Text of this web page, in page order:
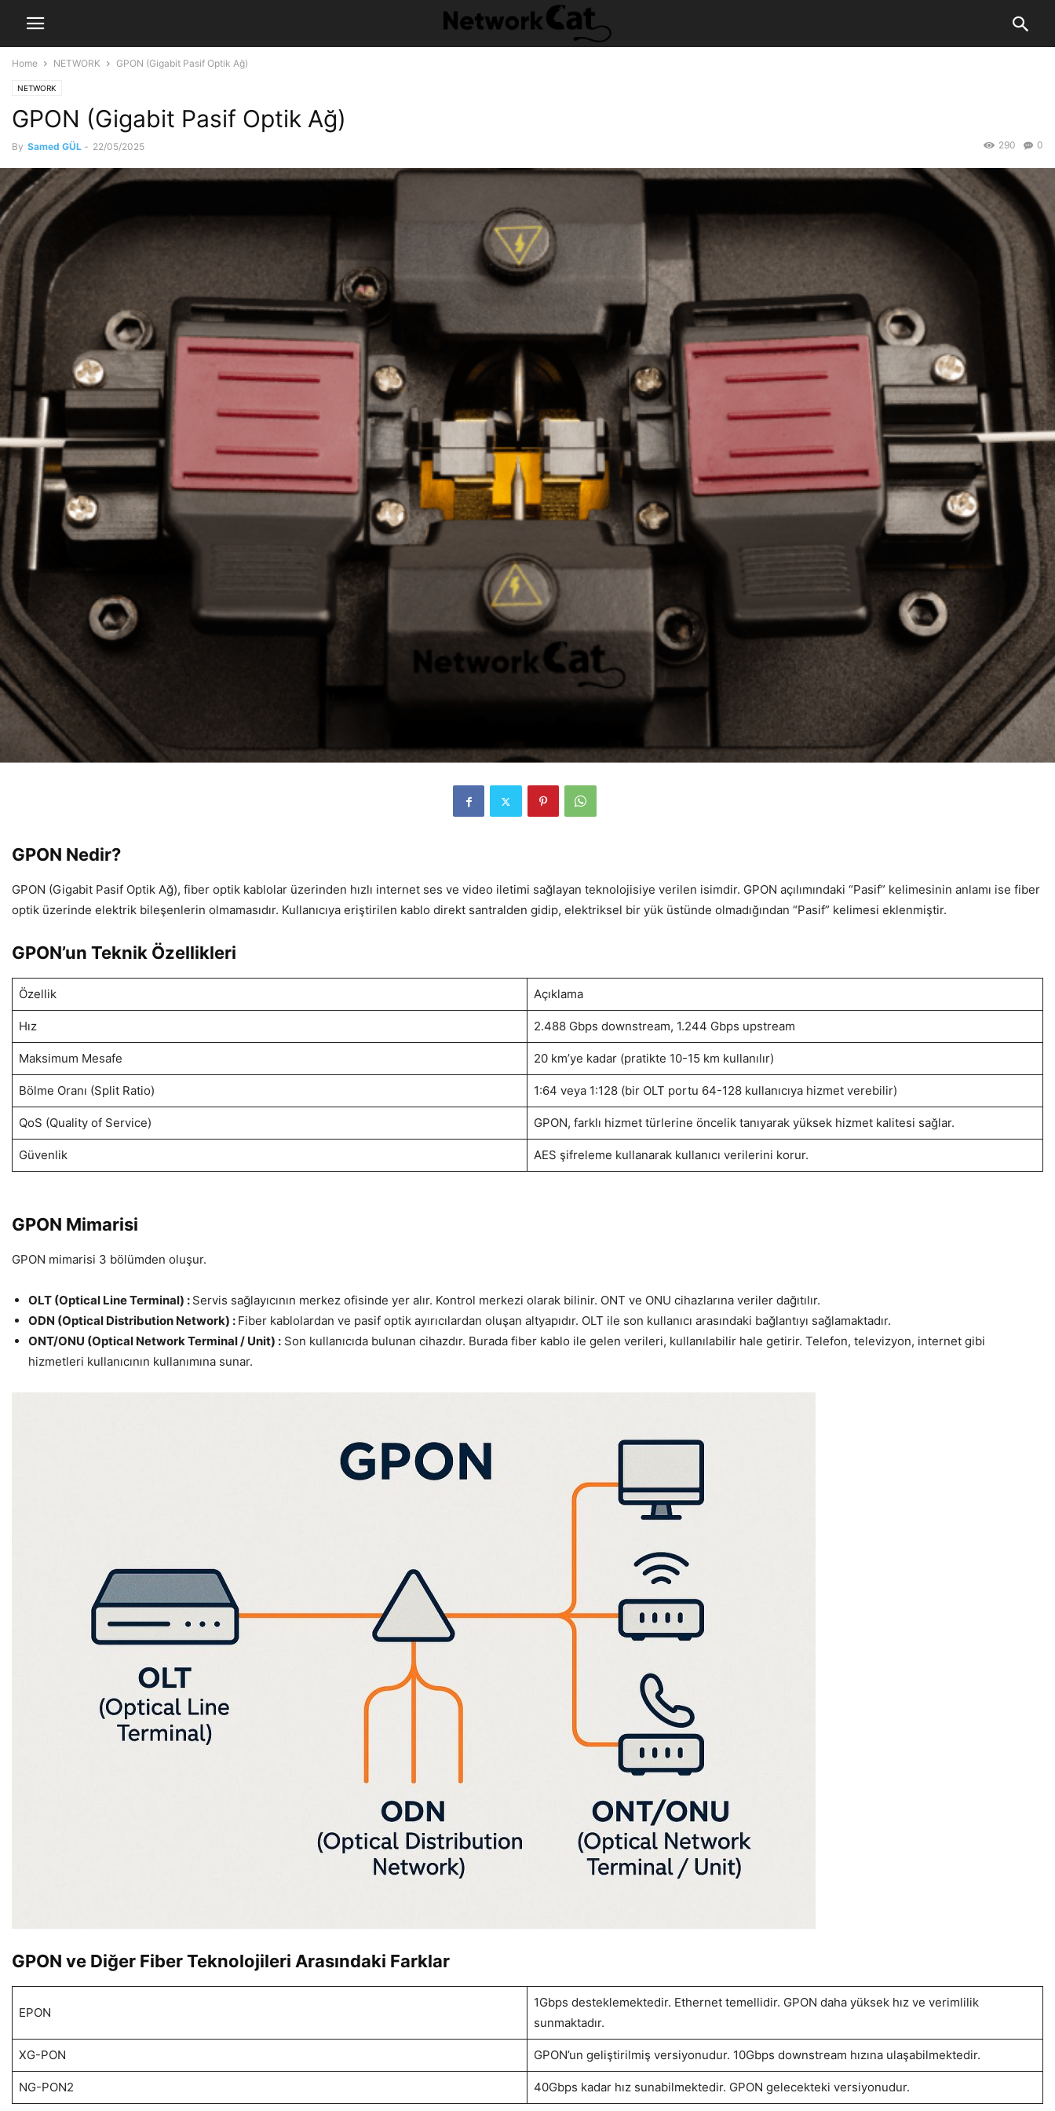
Home NETWORK GPON (Gigabit Pasif Optik Ağ)
NETWORK
GPON (Gigabit Pasif Optik Ağ)
By Samed GÜL - 22/05/2025 0
290
GPON Nedir?
GPON (Gigabit Pasif Optik Ağ), fiber optik kablolar üzerinden hızlı internet ses ve video iletimi sağlayan teknolojisiye verilen isimdir. GPON açılımındaki “Pasif” kelimesinin anlamı ise fiber
optik üzerinde elektrik bileşenlerin olmamasıdır. Kullanıcıya eriştirilen kablo direkt santralden gidip, elektriksel bir yük üstünde olmadığından “Pasif” kelimesi eklenmiştir.
GPON’un Teknik Özellikleri
Özellik Açıklama
Hız 2.488 Gbps downstream, 1.244 Gbps upstream
Maksimum Mesafe 20 km’ye kadar (pratikte 10-15 km kullanılır)
Bölme Oranı (Split Ratio) 1:64 veya 1:128 (bir OLT portu 64-128 kullanıcıya hizmet verebilir)
QoS (Quality of Service) GPON, farklı hizmet türlerine öncelik tanıyarak yüksek hizmet kalitesi sağlar.
Güvenlik AES şifreleme kullanarak kullanıcı verilerini korur.
GPON Mimarisi
GPON mimarisi 3 bölümden oluşur.
OLT (Optical Line Terminal) : Servis sağlayıcının merkez ofisinde yer alır. Kontrol merkezi olarak bilinir. ONT ve ONU cihazlarına veriler dağıtılır.
ODN (Optical Distribution Network) : Fiber kablolardan ve pasif optik ayırıcılardan oluşan altyapıdır. OLT ile son kullanıcı arasındaki bağlantıyı sağlamaktadır.
ONT/ONU (Optical Network Terminal / Unit) : Son kullanıcıda bulunan cihazdır. Burada fiber kablo ile gelen verileri, kullanılabilir hale getirir. Telefon, televizyon, internet gibi
hizmetleri kullanıcının kullanımına sunar.
GPON ve Diğer Fiber Teknolojileri Arasındaki Farklar
EPON
1Gbps desteklemektedir. Ethernet temellidir. GPON daha yüksek hız ve verimlilik
sunmaktadır.
XG-PON GPON’un geliştirilmiş versiyonudur. 10Gbps downstream hızına ulaşabilmektedir.
NG-PON2 40Gbps kadar hız sunabilmektedir. GPON gelecekteki versiyonudur.